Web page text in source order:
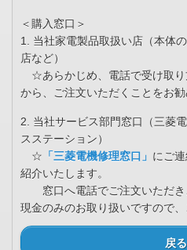
＜購入窓口＞
1. 当社家電製品取扱い店（本体
店など）
☆あらかじめ、電話で受け取り
から、ご注文いただくことをお勧
2. 当社サービス部門窓口（三菱
スステーション）
☆ 「三菱電機修理窓口」 にご
紹介いたします。
窓口へ電話でご注文いただき
現金のみのお取り扱いですので、
戻る